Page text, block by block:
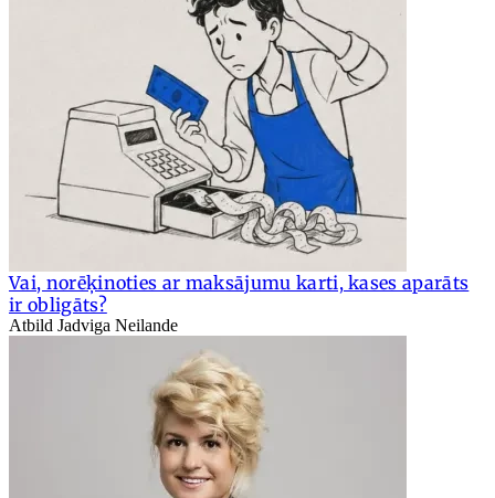
Vai, norēķinoties ar maksājumu karti, kases aparāts
ir obligāts?
Atbild Jadviga Neilande